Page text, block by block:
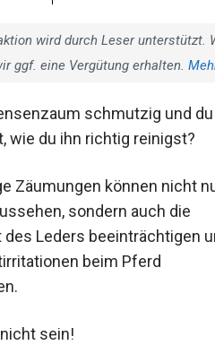
wird durch Leser unterstützt.
ggf. eine Vergütung erhalten.
schmutzig und du
wie du ihn richtig reinigst?
Zäumungen können nicht
sondern auch die
des Leders beeinträchtigen
beim Pferd
sein!